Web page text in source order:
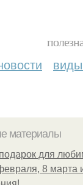
материалы
для
8 марта